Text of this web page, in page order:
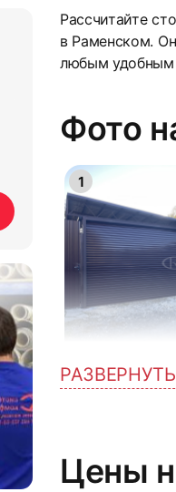
Рассчитайте
в Раменском.
любым удобным
Фото
1
4
Цены